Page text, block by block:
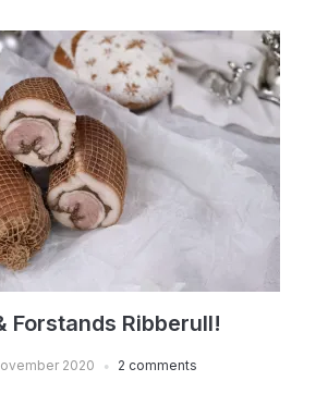
Forstands Ribberull!
2020 2 comments